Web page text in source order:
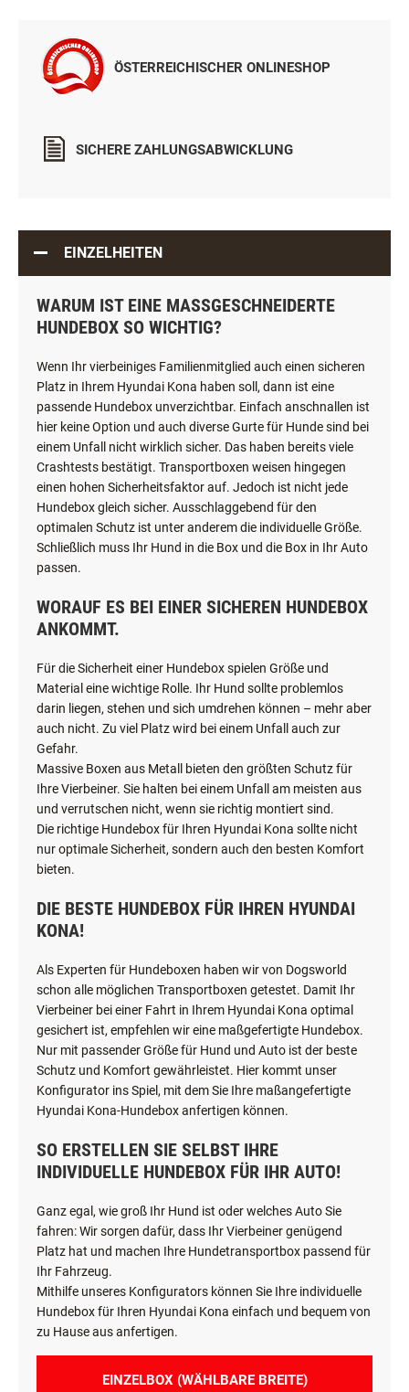
ÖSTERREICHISCHER ONLINESHOP
SICHERE ZAHLUNGSABWICKLUNG
EINZELHEITEN
WARUM IST EINE MASSGESCHNEIDERTE H
UNDEBOX SO WICHTIG?
Wenn Ihr vierbeiniges Familienmitglied auch einen sicheren
Platz in Ihrem Hyundai Kona haben soll, dann ist eine
passende Hundebox unverzichtbar. Einfach anschnallen ist
hier keine Option und auch diverse Gurte für Hunde sind bei
einem Unfall nicht wirklich sicher. Das haben bereits viele
Crashtests bestätigt. Transportboxen weisen hingegen
einen hohen Sicherheitsfaktor auf. Jedoch ist nicht jede
Hundebox gleich sicher. Ausschlaggebend für den
optimalen Schutz ist unter anderem die individuelle Größe.
Schließlich muss Ihr Hund in die Box und die Box in Ihr Auto
passen.
WORAUF ES BEI EINER SICHEREN HUNDEBOX
ANKOMMT.
Für die Sicherheit einer Hundebox spielen Größe und
Material eine wichtige Rolle. Ihr Hund sollte problemlos
darin liegen, stehen und sich umdrehen können – mehr aber
auch nicht. Zu viel Platz wird bei einem Unfall auch zur
Gefahr.
Massive Boxen aus Metall bieten den größten Schutz für
Ihre Vierbeiner. Sie halten bei einem Unfall am meisten aus
und verrutschen nicht, wenn sie richtig montiert sind.
Die richtige Hundebox für Ihren Hyundai Kona sollte nicht
nur optimale Sicherheit, sondern auch den besten Komfort
bieten.
DIE BESTE HUNDEBOX FÜR IHREN HYUNDAI
KONA!
Als Experten für Hundeboxen haben wir von Dogsworld
schon alle möglichen Transportboxen getestet. Damit Ihr
Vierbeiner bei einer Fahrt in Ihrem Hyundai Kona optimal
gesichert ist, empfehlen wir eine maßgefertigte Hundebox.
Nur mit passender Größe für Hund und Auto ist der beste
Schutz und Komfort gewährleistet. Hier kommt unser
Konfigurator ins Spiel, mit dem Sie Ihre maßangefertigte
Hyundai Kona-Hundebox anfertigen können.
SO ERSTELLEN SIE SELBST IHRE
INDIVIDUELLE HUNDEBOX FÜR IHR AUTO!
Ganz egal, wie groß Ihr Hund ist oder welches Auto Sie
fahren: Wir sorgen dafür, dass Ihr Vierbeiner genügend
Platz hat und machen Ihre Hundetransportbox passend für
Ihr Fahrzeug.
Mithilfe unseres Konfigurators können Sie Ihre individuelle
Hundebox für Ihren Hyundai Kona einfach und bequem von
zu Hause aus anfertigen.
EINZELBOX (WÄHLBARE BREITE)